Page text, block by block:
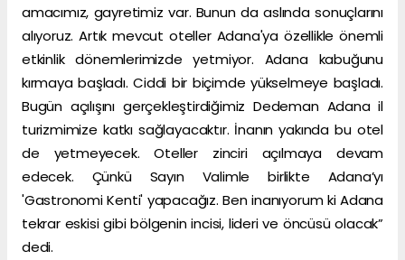
amacımız, gayretimiz var. Bunun da aslında sonuçlarını
alıyoruz. Artık mevcut oteller Adana'ya özellikle önemli
etkinlik dönemlerimizde yetmiyor. Adana kabuğunu
kırmaya başladı. Ciddi bir biçimde yükselmeye başladı.
Bugün açılışını gerçekleştirdiğimiz Dedeman Adana il
turizmimize katkı sağlayacaktır. İnanın yakında bu otel
de yetmeyecek. Oteller zinciri açılmaya devam
edecek. Çünkü Sayın Valimle birlikte Adana’yı
'Gastronomi Kenti' yapacağız. Ben inanıyorum ki Adana
tekrar eskisi gibi bölgenin incisi, lideri ve öncüsü olacak”
dedi.